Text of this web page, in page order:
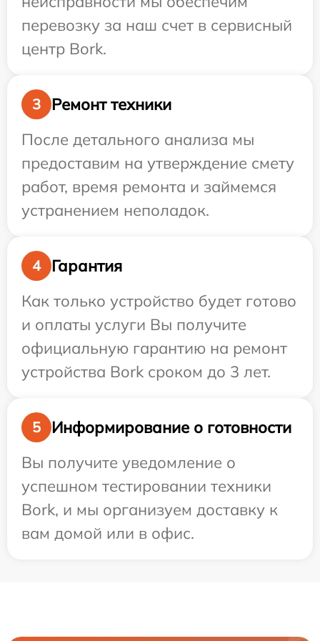
перевозку за наш счет в сервисный
центр Bork.
3
Ремонт техники
После детального анализа мы
предоставим на утверждение смету
работ, время ремонта и займемся
устранением неполадок.
4
Гарантия
Как только устройство будет готово
и оплаты услуги Вы получите
официальную гарантию на ремонт
устройства Bork сроком до 3 лет.
5
Информирование о готовности
Вы получите уведомление о
успешном тестировании техники
Bork, и мы организуем доставку к
вам домой или в офис.